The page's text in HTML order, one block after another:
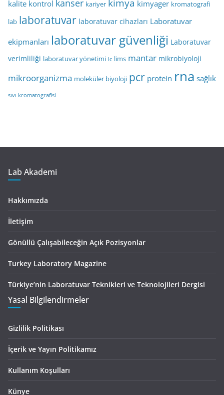
kalite kontrol kanser kariyer kimya kimyager kromatografi
lab laboratuvar laboratuvar cihazları Laboratuvar
ekipmanları laboratuvar güvenliği Laboratuvar
verimliliği laboratuvar yönetimi lc lims mantar mikrobiyoloji
mikroorganizma moleküler biyoloji pcr protein rna sağlık
sıvı kromatografisi
Lab Akademi
Hakkımızda
İletişim
Gönüllü Çalışabileceğin Açık Pozisyonlar
Turkey Laboratory Magazine
Türkiye’nin Laboratuvar Teknikleri ve Teknolojileri Dergisi
Yasal Bilgilendirmeler
Gizlilik Politikası
İçerik ve Yayın Politikamız
Kullanım Koşulları
Künye